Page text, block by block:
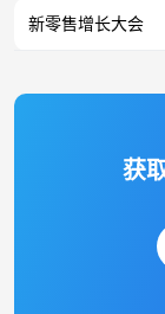
新零售增长大会
获